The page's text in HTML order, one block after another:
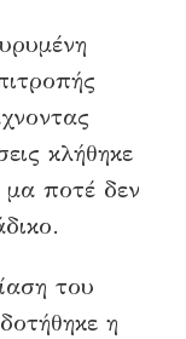
κλήθηκε
μα ποτέ δεν
του
η